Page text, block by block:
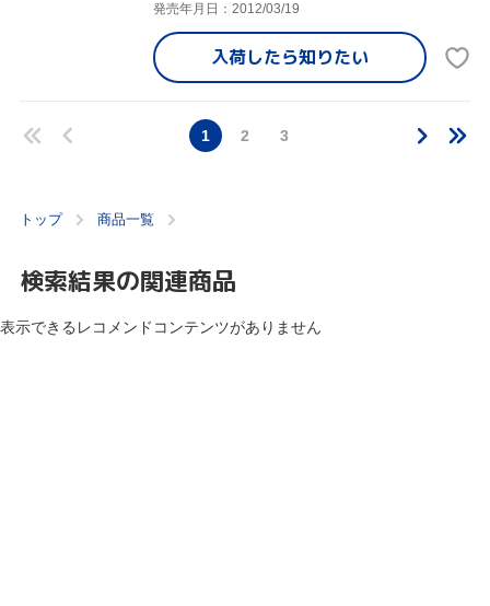
発売年月日：2012/03/19
入荷したら知りたい
1 2 3
トップ 商品一覧
検索結果の関連商品
表示できるレコメンドコンテンツがありません